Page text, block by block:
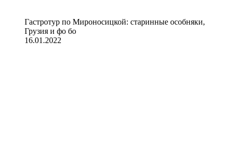
Гастротур по Мироносицкой: старинные особняки,
Грузия и фо бо
16.01.2022